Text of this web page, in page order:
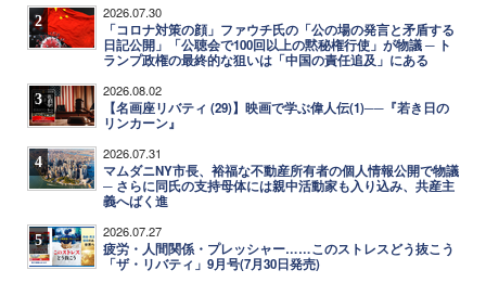
2 2026.07.30
「コロナ対策の顔」ファウチ氏の「公の場の発言と矛盾する
日記公開」「公聴会で100回以上の黙秘権行使」が物議 ─ ト
ランプ政権の最終的な狙いは「中国の責任追及」にある
3 2026.08.02
【名画座リバティ (29)】映画で学ぶ偉人伝(1)──『若き日の
リンカーン』
4 2026.07.31
マムダニNY市長、裕福な不動産所有者の個人情報公開で物議
─ さらに同氏の支持母体には親中活動家も入り込み、共産主
義へばく進
5 2026.07.27
疲労・人間関係・プレッシャー……このストレスどう抜こう
「ザ・リバティ」9月号(7月30日発売)